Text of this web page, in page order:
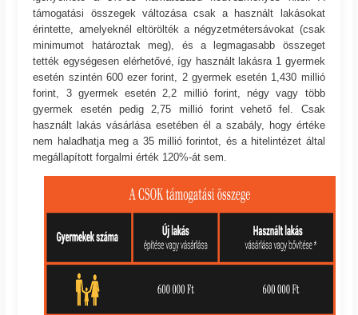
támogatási összegek változása csak a használt lakásokat
érintette, amelyeknél eltörölték a négyzetmétersávokat (csak
minimumot határoztak meg), és a legmagasabb összeget
tették egységesen elérhetővé, így használt lakásra 1 gyermek
esetén szintén 600 ezer forint, 2 gyermek esetén 1,430 millió
forint, 3 gyermek esetén 2,2 millió forint, négy vagy több
gyermek esetén pedig 2,75 millió forint vehető fel. Csak
használt lakás vásárlása esetében él a szabály, hogy értéke
nem haladhatja meg a 35 millió forintot, és a hitelintézet által
megállapított forgalmi érték 120%-át sem.